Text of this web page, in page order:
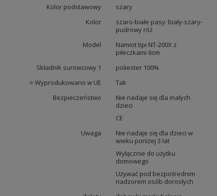
Kolor podstawowy
szary
Kolor
szaro-białe pasy: biały-szary-
pudrowy róż
Model
Namiot tipi NT-200X z
piłeczkami 6cm
Składnik surowcowy 1
poliester 100%
⭐ Wyprodukowano w UE
Tak
Bezpieczeństwo
Nie nadaje się dla małych
dzieci
CE
Uwaga
Nie nadaje się dla dzieci w
wieku poniżej 3 lat
Wyłącznie do użytku
domowego
Używać pod bezpośrednim
nadzorem osób dorosłych